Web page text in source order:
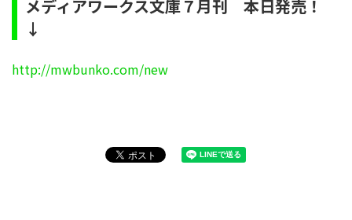
メディアワークス文庫７月刊 本日発売！
↓
http://mwbunko.com/new